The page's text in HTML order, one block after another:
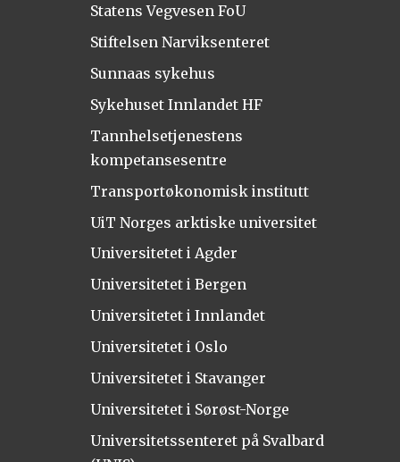
Statens Vegvesen FoU
Stiftelsen Narviksenteret
Sunnaas sykehus
Sykehuset Innlandet HF
Tannhelsetjenestens
kompetansesentre
Transportøkonomisk institutt
UiT Norges arktiske universitet
Universitetet i Agder
Universitetet i Bergen
Universitetet i Innlandet
Universitetet i Oslo
Universitetet i Stavanger
Universitetet i Sørøst-Norge
Universitetssenteret på Svalbard